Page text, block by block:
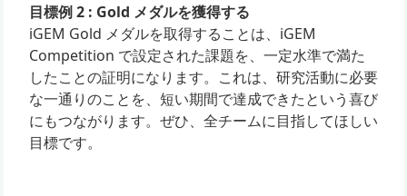
目標例 2 : Gold メダルを獲得する
iGEM Gold メダルを取得することは、iGEM
Competition で設定された課題を、一定水準で満た
したことの証明になります。これは、研究活動に必要
な一通りのことを、短い期間で達成できたという喜び
にもつながります。ぜひ、全チームに目指してほしい
目標です。